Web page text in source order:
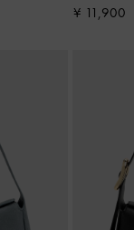
¥ 11,900